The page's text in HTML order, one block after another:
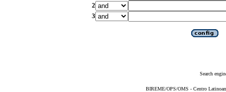
2
3
Search
BIREME/OPS/OMS - Centro